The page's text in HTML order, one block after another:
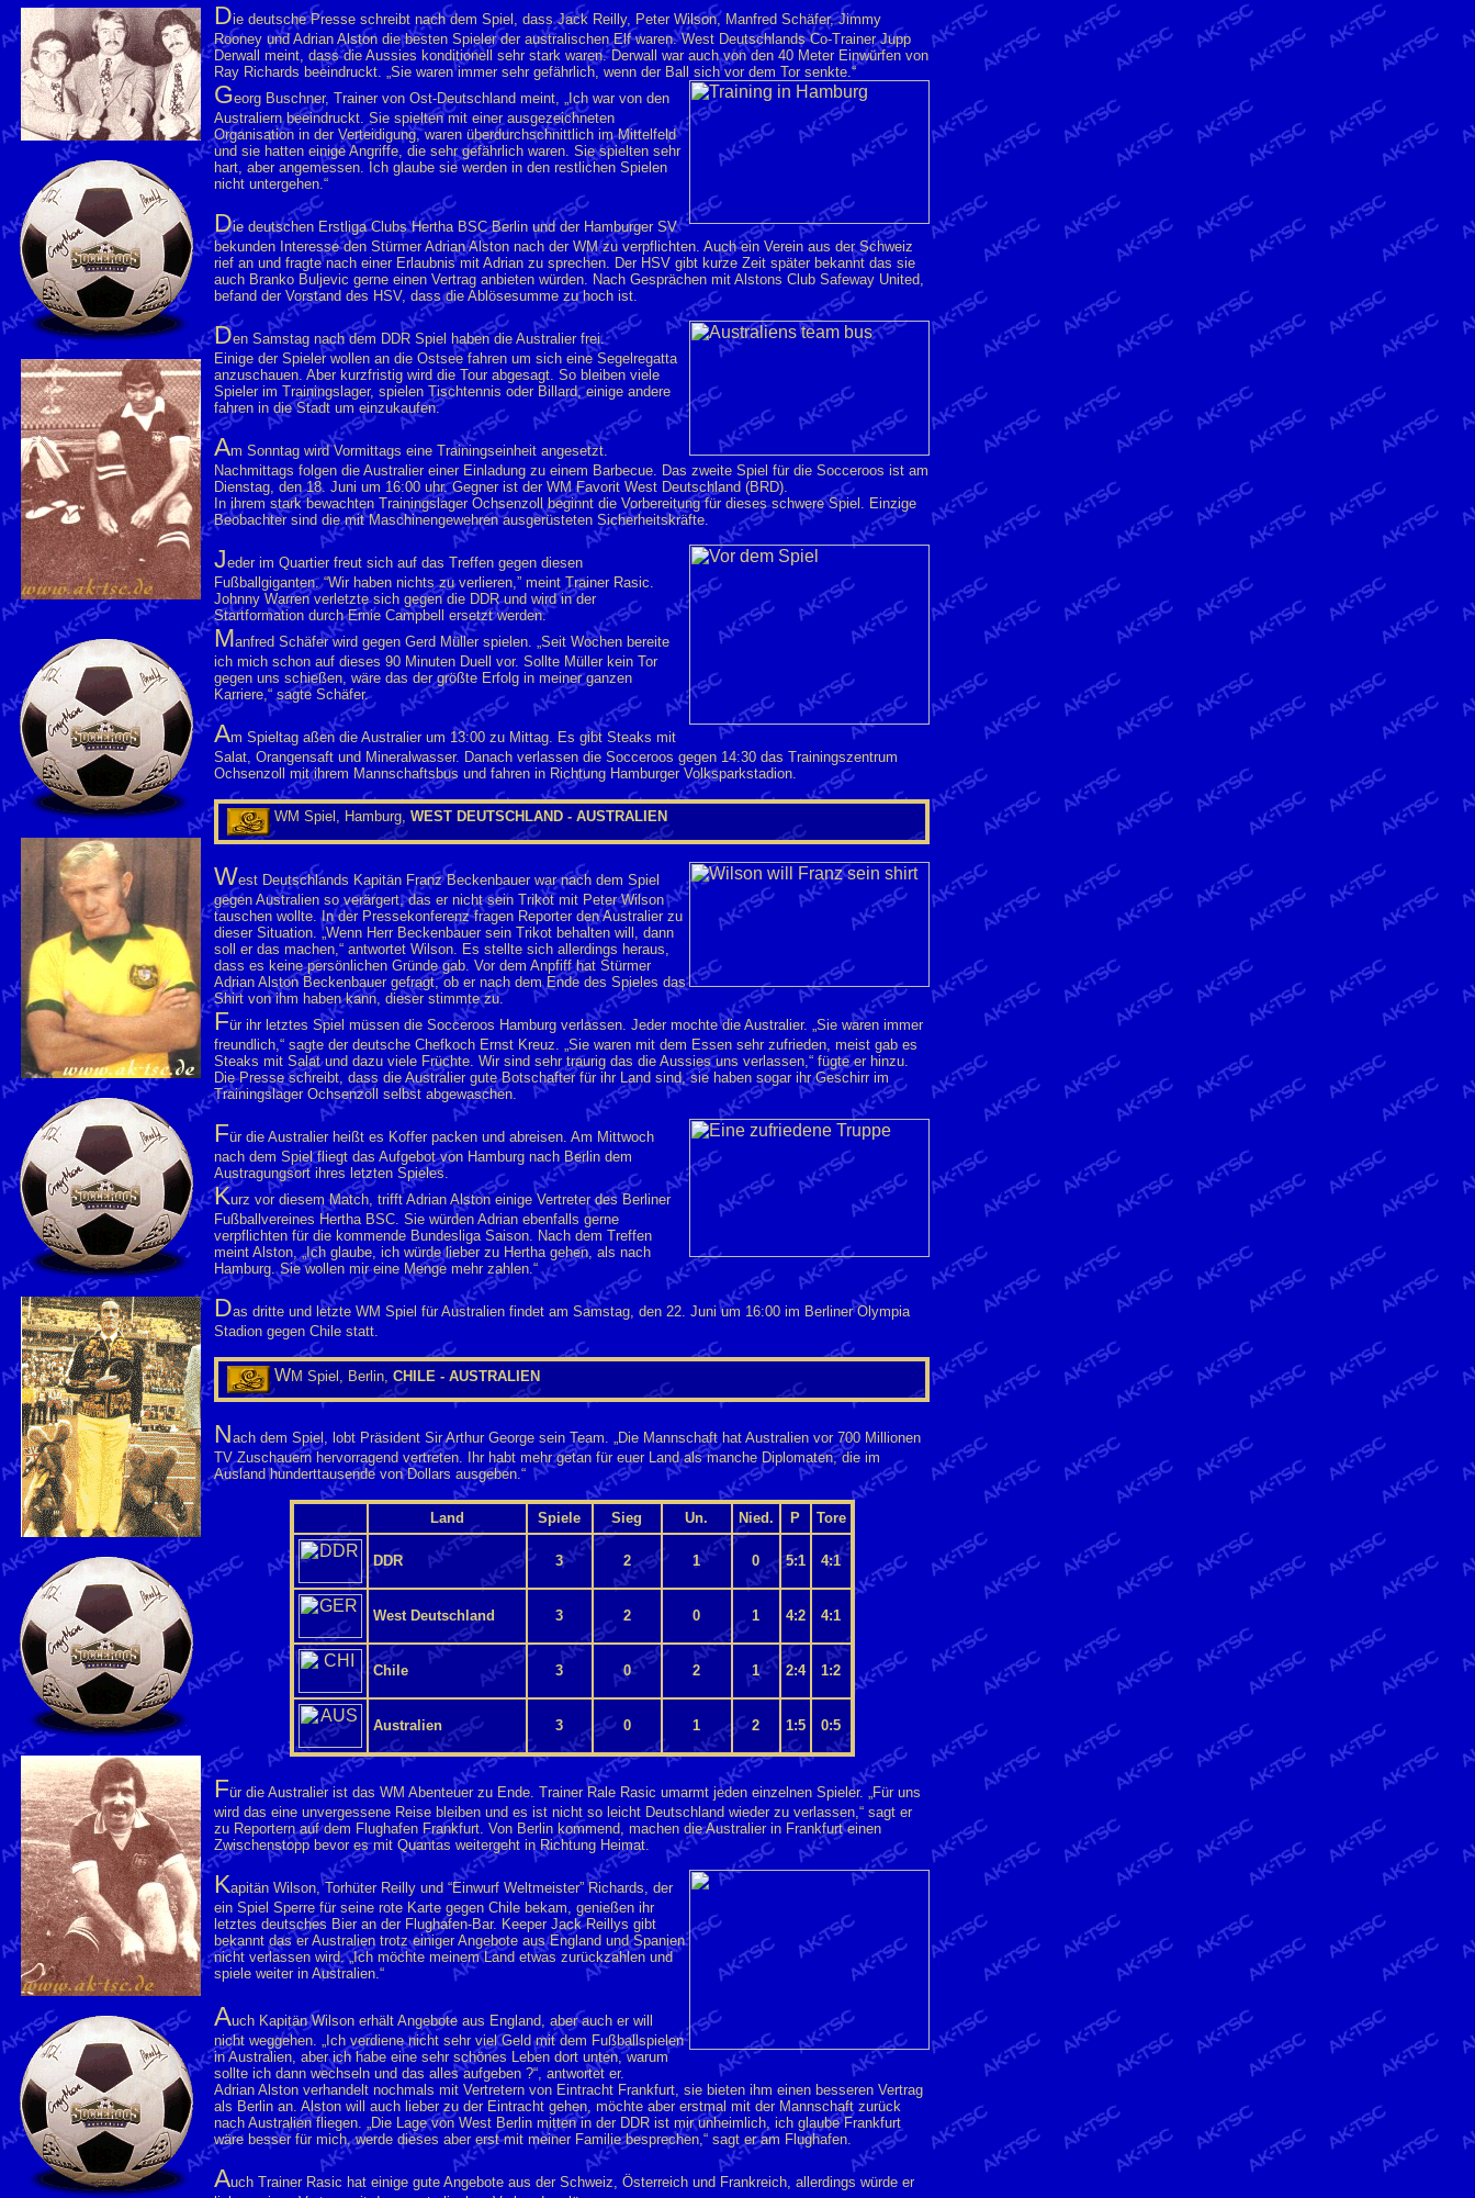
Die deutsche Presse schreibt nach dem Spiel, dass Jack Reilly, Peter Wilson, Manfred Schäfer, Jimmy
Rooney und Adrian Alston die besten Spieler der australischen Elf waren. West Deutschlands Co-Trainer Jupp
Derwall meint, dass die Aussies konditionell sehr stark waren. Derwall war auch von den 40 Meter Einwürfen von
Ray Richards beeindruckt. „Sie waren immer sehr gefährlich, wenn der Ball sich vor dem Tor senkte.“
Georg Buschner, Trainer von Ost-Deutschland meint, „Ich war von den
Australiern beeindruckt. Sie spielten mit einer ausgezeichneten
Organisation in der Verteidigung, waren überdurchschnittlich im Mittelfeld
und sie hatten einige Angriffe, die sehr gefährlich waren. Sie spielten sehr
hart, aber angemessen. Ich glaube sie werden in den restlichen Spielen
nicht untergehen.“
Die deutschen Erstliga Clubs Hertha BSC Berlin und der Hamburger SV
bekunden Interesse den Stürmer Adrian Alston nach der WM zu verpflichten. Auch ein Verein aus der Schweiz
rief an und fragte nach einer Erlaubnis mit Adrian zu sprechen. Der HSV gibt kurze Zeit später bekannt das sie
auch Branko Buljevic gerne einen Vertrag anbieten würden. Nach Gesprächen mit Alstons Club Safeway United,
befand der Vorstand des HSV, dass die Ablösesumme zu hoch ist.
Den Samstag nach dem DDR Spiel haben die Australier frei.
Einige der Spieler wollen an die Ostsee fahren um sich eine Segelregatta
anzuschauen. Aber kurzfristig wird die Tour abgesagt. So bleiben viele
Spieler im Trainingslager, spielen Tischtennis oder Billard, einige andere
fahren in die Stadt um einzukaufen.
Am Sonntag wird Vormittags eine Trainingseinheit angesetzt.
Nachmittags folgen die Australier einer Einladung zu einem Barbecue. Das zweite Spiel für die Socceroos ist am
Dienstag, den 18. Juni um 16:00 uhr. Gegner ist der WM Favorit West Deutschland (BRD).
In ihrem stark bewachten Trainingslager Ochsenzoll beginnt die Vorbereitung für dieses schwere Spiel. Einzige
Beobachter sind die mit Maschinengewehren ausgerüsteten Sicherheitskräfte.
Jeder im Quartier freut sich auf das Treffen gegen diesen
Fußballgiganten. “Wir haben nichts zu verlieren,” meint Trainer Rasic.
Johnny Warren verletzte sich gegen die DDR und wird in der
Startformation durch Ernie Campbell ersetzt werden.
Manfred Schäfer wird gegen Gerd Müller spielen. „Seit Wochen bereite
ich mich schon auf dieses 90 Minuten Duell vor. Sollte Müller kein Tor
gegen uns schießen, wäre das der größte Erfolg in meiner ganzen
Karriere,“ sagte Schäfer.
Am Spieltag aßen die Australier um 13:00 zu Mittag. Es gibt Steaks mit
Salat, Orangensaft und Mineralwasser. Danach verlassen die Socceroos gegen 14:30 das Trainingszentrum
Ochsenzoll mit ihrem Mannschaftsbus und fahren in Richtung Hamburger Volksparkstadion.
WM Spiel, Hamburg, WEST DEUTSCHLAND - AUSTRALIEN
West Deutschlands Kapitän Franz Beckenbauer war nach dem Spiel
gegen Australien so verärgert, das er nicht sein Trikot mit Peter Wilson
tauschen wollte. In der Pressekonferenz fragen Reporter den Australier zu
dieser Situation. „Wenn Herr Beckenbauer sein Trikot behalten will, dann
soll er das machen,“ antwortet Wilson. Es stellte sich allerdings heraus,
dass es keine persönlichen Gründe gab. Vor dem Anpfiff hat Stürmer
Adrian Alston Beckenbauer gefragt, ob er nach dem Ende des Spieles das
Shirt von ihm haben kann, dieser stimmte zu.
Für ihr letztes Spiel müssen die Socceroos Hamburg verlassen. Jeder mochte die Australier. „Sie waren immer
freundlich,“ sagte der deutsche Chefkoch Ernst Kreuz. „Sie waren mit dem Essen sehr zufrieden, meist gab es
Steaks mit Salat und dazu viele Früchte. Wir sind sehr traurig das die Aussies uns verlassen,“ fügte er hinzu.
Die Presse schreibt, dass die Australier gute Botschafter für ihr Land sind, sie haben sogar ihr Geschirr im
Trainingslager Ochsenzoll selbst abgewaschen.
Für die Australier heißt es Koffer packen und abreisen. Am Mittwoch
nach dem Spiel fliegt das Aufgebot von Hamburg nach Berlin dem
Austragungsort ihres letzten Spieles.
Kurz vor diesem Match, trifft Adrian Alston einige Vertreter des Berliner
Fußballvereines Hertha BSC. Sie würden Adrian ebenfalls gerne
verpflichten für die kommende Bundesliga Saison. Nach dem Treffen
meint Alston, „Ich glaube, ich würde lieber zu Hertha gehen, als nach
Hamburg. Sie wollen mir eine Menge mehr zahlen.“
Das dritte und letzte WM Spiel für Australien findet am Samstag, den 22. Juni um 16:00 im Berliner Olympia
Stadion gegen Chile statt.
WM Spiel, Berlin, CHILE - AUSTRALIEN
Nach dem Spiel, lobt Präsident Sir Arthur George sein Team. „Die Mannschaft hat Australien vor 700 Millionen
TV Zuschauern hervorragend vertreten. Ihr habt mehr getan für euer Land als manche Diplomaten, die im
Ausland hunderttausende von Dollars ausgeben.“
Land Spiele Sieg Un. Nied. P Tore
DDR 3 2 1 0 5:1 4:1
West Deutschland 3 2 0 1 4:2 4:1
Chile 3 0 2 1 2:4 1:2
Australien 3 0 1 2 1:5 0:5
Für die Australier ist das WM Abenteuer zu Ende. Trainer Rale Rasic umarmt jeden einzelnen Spieler. „Für uns
wird das eine unvergessene Reise bleiben und es ist nicht so leicht Deutschland wieder zu verlassen,“ sagt er
zu Reportern auf dem Flughafen Frankfurt. Von Berlin kommend, machen die Australier in Frankfurt einen
Zwischenstopp bevor es mit Quantas weitergeht in Richtung Heimat.
Kapitän Wilson, Torhüter Reilly und “Einwurf Weltmeister” Richards, der
ein Spiel Sperre für seine rote Karte gegen Chile bekam, genießen ihr
letztes deutsches Bier an der Flughafen-Bar. Keeper Jack Reillys gibt
bekannt das er Australien trotz einiger Angebote aus England und Spanien
nicht verlassen wird. „Ich möchte meinem Land etwas zurückzahlen und
spiele weiter in Australien.“
Auch Kapitän Wilson erhält Angebote aus England, aber auch er will
nicht weggehen. „Ich verdiene nicht sehr viel Geld mit dem Fußballspielen
in Australien, aber ich habe eine sehr schönes Leben dort unten, warum
sollte ich dann wechseln und das alles aufgeben ?“, antwortet er.
Adrian Alston verhandelt nochmals mit Vertretern von Eintracht Frankfurt, sie bieten ihm einen besseren Vertrag
als Berlin an. Alston will auch lieber zu der Eintracht gehen, möchte aber erstmal mit der Mannschaft zurück
nach Australien fliegen. „Die Lage von West Berlin mitten in der DDR ist mir unheimlich, ich glaube Frankfurt
wäre besser für mich, werde dieses aber erst mit meiner Familie besprechen,“ sagt er am Flughafen.
Auch Trainer Rasic hat einige gute Angebote aus der Schweiz, Österreich und Frankreich, allerdings würde er